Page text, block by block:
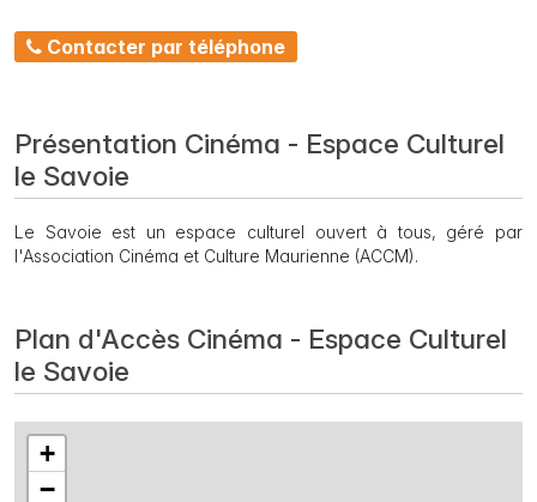
Contacter par téléphone
Présentation Cinéma - Espace Culturel
le Savoie
Le Savoie est un espace culturel ouvert à tous, géré par
l'Association Cinéma et Culture Maurienne (ACCM).
Plan d'Accès Cinéma - Espace Culturel
le Savoie
+
−